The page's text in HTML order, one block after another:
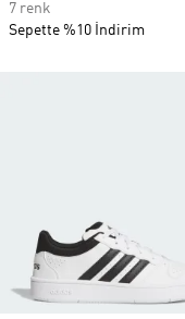
7 renk
Sepette %10 İndirim